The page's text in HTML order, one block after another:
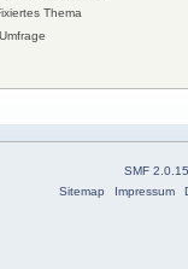
Thema
Umfrage
SMF
Sitemap
Impressum